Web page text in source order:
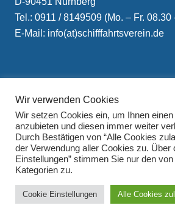
Tel.: 0911 / 8149509 (Mo. – Fr. 08.30
E-Mail: info(at)schifffahrtsverein.de
Impressum
Datenschutzerklärung
Wir verwenden Cookies
Wir setzen Cookies ein, um Ihnen
anzubieten und diesen immer weiter
Durch Bestätigen von “Alle Cookies
der Verwendung aller Cookies zu. Über
Einstellungen” stimmen Sie nur den
Kategorien zu.
Cookie Einstellungen Alle Cookies